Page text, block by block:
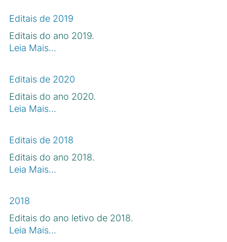
Editais de 2019
Editais do ano 2019.
Leia Mais…
Editais de 2020
Editais do ano 2020.
Leia Mais…
Editais de 2018
Editais do ano 2018.
Leia Mais…
2018
Editais do ano letivo de 2018.
Leia Mais…